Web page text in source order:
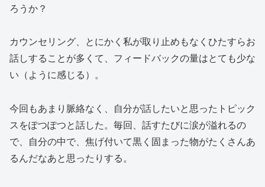
ろうか？
カウンセリング、とにかく私が取り止めもなくひたすらお
話しすることが多くて、フィードバックの量はとても少な
い（ように感じる）。
今回もあまり脈絡なく、自分が話したいと思ったトピック
スをぽつぽつと話した。毎回、話すたびに涙が溢れるの
で、自分の中で、焦げ付いて黒く固まった物がたくさんあ
るんだなあと思ったりする。